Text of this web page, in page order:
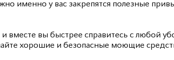
именно у вас закрепятся полезные
вместе вы быстрее справитесь с любой
хорошие и безопасные моющие